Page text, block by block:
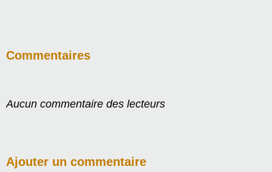
Commentaires
Aucun commentaire des lecteurs
Ajouter un commentaire